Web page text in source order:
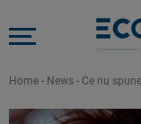
Home - News - Ce nu